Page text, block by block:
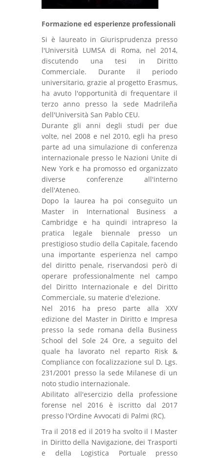
Formazione ed esperienze professionali
Si è laureato in Giurisprudenza presso
l'Università LUMSA di Roma, nel 2014,
discutendo una tesi in Diritto
Commerciale. Durante il periodo
universitario, grazie al progetto Erasmus,
ha avuto l'opportunità di frequentare il
terzo anno presso la sede Madrileña
dell'Università San Pablo CEU.
Durante gli anni degli studi per due
volte, nel 2008 e nel 2010, egli ha preso
parte ad una simulazione di conferenza
internazionale presso le Nazioni Unite di
New York e ha promosso ed organizzato
diverse conferenze all'interno
dell'Ateneo.
Dopo la laurea ha poi conseguito un
Master in International Business a
Cambridge e ha quindi intrapreso la
pratica legale biennale presso un
prestigioso studio della Capitale, facendo
una importante esperienza nel campo
del diritto penale, riservandosi però di
operare professionalmente nel campo
del Diritto Internazionale e del Diritto
Commerciale, su materie d'elezione.
Nel 2016 ha preso parte alla XXV
edizione del Master in Diritto e Impresa
presso la sede romana della Business
School del Sole 24 Ore, a seguito del
quale ha lavorato nel reparto Risk &
Compliance con focalizzazione sul D. Lgs.
231/2001 presso la sede Milanese di un
noto studio internazionale.
Abilitato all'esercizio della professione
forense nel 2016 è iscritto dal 2017
presso l'Ordine Avvocati di Palmi (RC).
Tra il 2018 ed il 2019 ha svolto il I Master
in Diritto della Navigazione, dei Trasporti
e della Logistica Portuale presso